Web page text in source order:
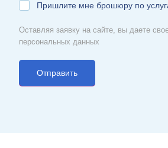
Пришлите мне брошюру по
Оставляя заявку на сайте, вы даете
персональных данных